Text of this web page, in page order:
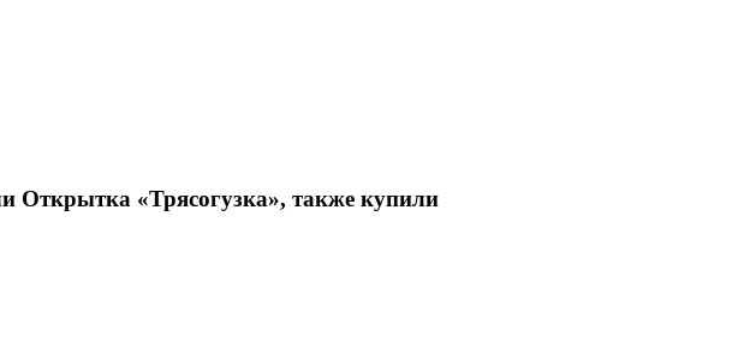
Открытка «Трясогузка», также купили